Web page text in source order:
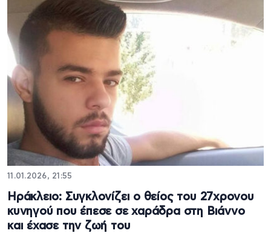
11.01.2026, 21:55
Ηράκλειο: Συγκλονίζει ο θείος του 27χρονου
κυνηγού που έπεσε σε χαράδρα στη Βιάννο
και έχασε την ζωή του